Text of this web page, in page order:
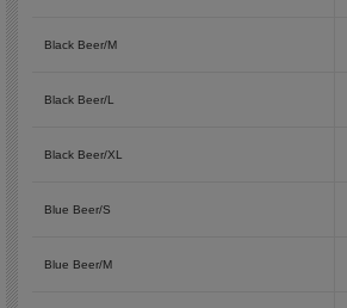
Black Beer/M
Black Beer/L
Black Beer/XL
Blue Beer/S
Blue Beer/M